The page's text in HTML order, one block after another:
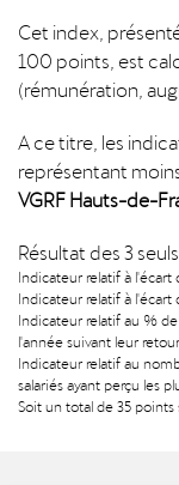
Cet index,
100 points, est
(rémunération,
A ce titre, les
représentant
VGRF Hauts-de-
Résultat des 3
Indicateur relatif à
Indicateur relatif à
Indicateur relatif au %
l'année suivant leur
Indicateur relatif au
salariés ayant perçu les
Soit un total de 35